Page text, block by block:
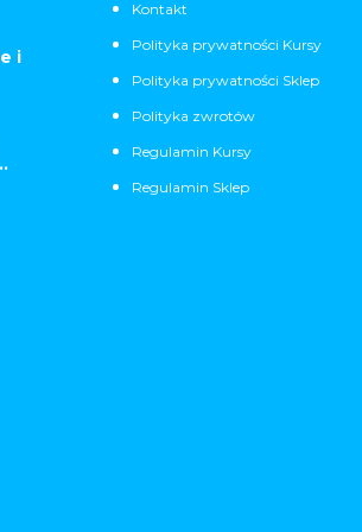
i
Kontakt
Polityka prywatności Kursy
Polityka prywatności Sklep
Polityka zwrotów
Regulamin Kursy
Regulamin Sklep